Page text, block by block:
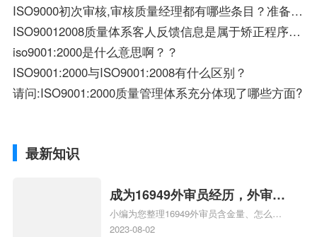
ISO9000初次审核,审核质量经理都有哪些条目？准备些什么？
ISO90012008质量体系客人反馈信息是属于矫正程序哪一部分？
iso9001:2000是什么意思啊？？
ISO9001:2000与ISO9001:2008有什么区别？
请问:ISO9001:2000质量管理体系充分体现了哪些方面?
最新知识
成为16949外审员经历，外审员
16949
小编为您整理16949外审员含金量、怎么才
能成为注册的TS16949:2009的外审员、我
2023-08-02